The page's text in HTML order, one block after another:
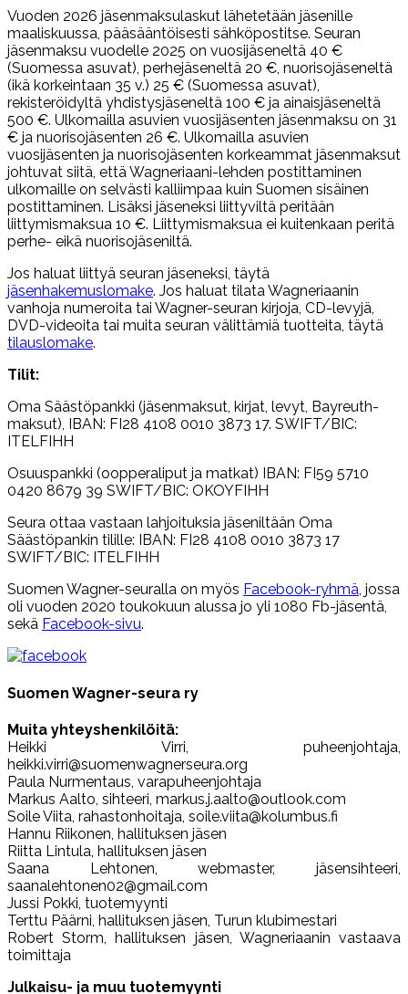
Vuoden 2026 jäsenmaksulaskut lähetetään jäsenille
maaliskuussa, pääsääntöisesti sähköpostitse. Seuran
jäsenmaksu vuodelle 2025 on vuosijäseneltä 40 €
(Suomessa asuvat), perhejäseneltä 20 €, nuorisojäseneltä
(ikä korkeintaan 35 v.) 25 € (Suomessa asuvat),
rekisteröidyltä yhdistysjäseneltä 100 € ja ainaisjäseneltä
500 €. Ulkomailla asuvien vuosijäsenten jäsenmaksu on 31
€ ja nuorisojäsenten 26 €. Ulkomailla asuvien
vuosijäsenten ja nuorisojäsenten korkeammat jäsenmaksut
johtuvat siitä, että Wagneriaani-lehden postittaminen
ulkomaille on selvästi kalliimpaa kuin Suomen sisäinen
postittaminen. Lisäksi jäseneksi liittyviltä peritään
liittymismaksua 10 €. Liittymismaksua ei kuitenkaan peritä
perhe- eikä nuorisojäseniltä.
Jos haluat liittyä seuran jäseneksi, täytä
jäsenhakemuslomake. Jos haluat tilata Wagneriaanin
vanhoja numeroita tai Wagner-seuran kirjoja, CD-levyjä,
DVD-videoita tai muita seuran välittämiä tuotteita, täytä
tilauslomake.
Tilit:
Oma Säästöpankki (jäsenmaksut, kirjat, levyt, Bayreuth-
maksut), IBAN: FI28 4108 0010 3873 17. SWIFT/BIC:
ITELFIHH
Osuuspankki (oopperaliput ja matkat) IBAN: FI59 5710
0420 8679 39 SWIFT/BIC: OKOYFIHH
Seura ottaa vastaan lahjoituksia jäseniltään Oma
Säästöpankin tilille: IBAN: FI28 4108 0010 3873 17
SWIFT/BIC: ITELFIHH
Suomen Wagner-seuralla on myös Facebook-ryhmä, jossa
oli vuoden 2020 toukokuun alussa jo yli 1080 Fb-jäsentä,
sekä Facebook-sivu.
Suomen Wagner-seura ry
Muita yhteyshenkilöitä:
Heikki Virri, puheenjohtaja,
heikki.virri@suomenwagnerseura.org
Paula Nurmentaus, varapuheenjohtaja
Markus Aalto, sihteeri, markus.j.aalto@outlook.com
Soile Viita, rahastonhoitaja, soile.viita@kolumbus.fi
Hannu Riikonen, hallituksen jäsen
Riitta Lintula, hallituksen jäsen
Saana Lehtonen, webmaster, jäsensihteeri,
saanalehtonen02@gmail.com
Jussi Pokki, tuotemyynti
Terttu Päärni, hallituksen jäsen, Turun klubimestari
Robert Storm, hallituksen jäsen, Wagneriaanin vastaava
toimittaja
Julkaisu- ja muu tuotemyynti